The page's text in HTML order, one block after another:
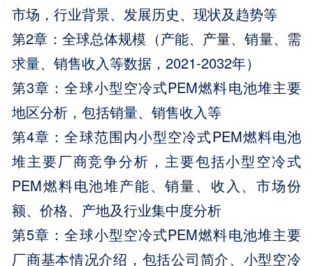
市场，行业背景、发展历史、现状及趋势等
第2章：全球总体规模（产能、产量、销量、需
求量、销售收入等数据，2021-2032年）
第3章：全球小型空冷式PEM燃料电池堆主要
地区分析，包括销量、销售收入等
第4章：全球范围内小型空冷式PEM燃料电池
堆主要厂商竞争分析，主要包括小型空冷式
PEM燃料电池堆产能、销量、收入、市场份
额、价格、产地及行业集中度分析
第5章：全球小型空冷式PEM燃料电池堆主要
厂商基本情况介绍，包括公司简介、小型空冷